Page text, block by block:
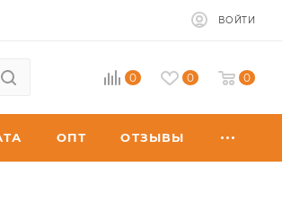
ВОЙТИ
0 0 0
ОПТ ОТЗЫВЫ